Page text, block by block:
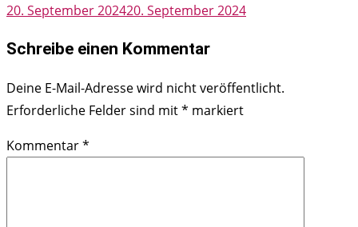
20. September 202420. September 2024
Schreibe einen Kommentar
Deine E-Mail-Adresse wird nicht veröffentlicht.
Erforderliche Felder sind mit* markiert
Kommentar*